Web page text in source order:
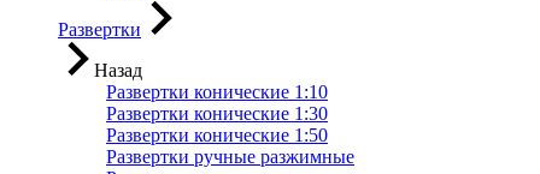
Развертки
Назад
Развертки конические 1:10
Развертки конические 1:30
Развертки конические 1:50
Развертки ручные разжимные